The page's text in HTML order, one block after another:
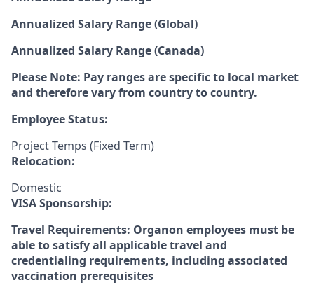
Annualized Salary Range (Global)
Annualized Salary Range (Canada)
Please Note: Pay ranges are specific to local market
and therefore vary from country to country.
Employee Status:
Project Temps (Fixed Term)
Relocation:
Domestic
VISA Sponsorship:
Travel Requirements: Organon employees must be
able to satisfy all applicable travel and
credentialing requirements, including associated
vaccination prerequisites